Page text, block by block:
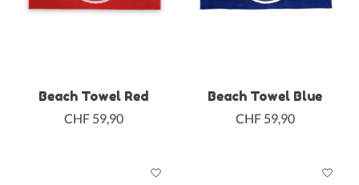
Beach Towel Red
CHF 59,90
Beach Towel Blue
CHF 59,90